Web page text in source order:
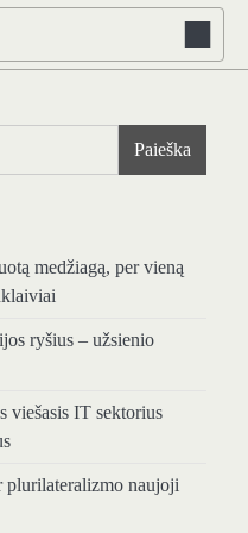
Paieška
medžiagą, per vieną
ryšius – užsienio
viešasis IT sektorius
plurilateralizmo naujoji